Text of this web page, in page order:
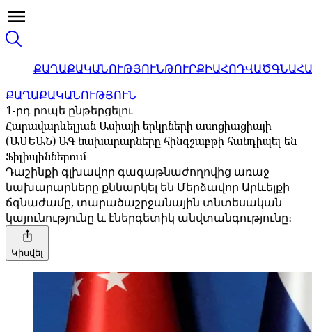
ՔԱՂԱՔԱԿԱՆՈՒԹՅՈՒՆԹՈՒՐՔԻԱՀՈԴՎԱԾ
ՔԱՂԱՔԱԿԱՆՈՒԹՅՈՒՆ
1-րդ րոպե ընթերցելու
Հարավարևելյան Ասիայի երկրների ասոցիացիայի
(ԱՍԵԱՆ) ԱԳ նախարարները հինգշաբթի հանդիպել են
Ֆիլիպիններում
Դաշինքի գլխավոր գագաթնաժողովից առաջ
նախարարները քննարկել են Մերձավոր Արևելքի
ճգնաժամը, տարածաշրջանային տնտեսական
կայունությունը և էներգետիկ անվտանգությունը։
Կիսվել